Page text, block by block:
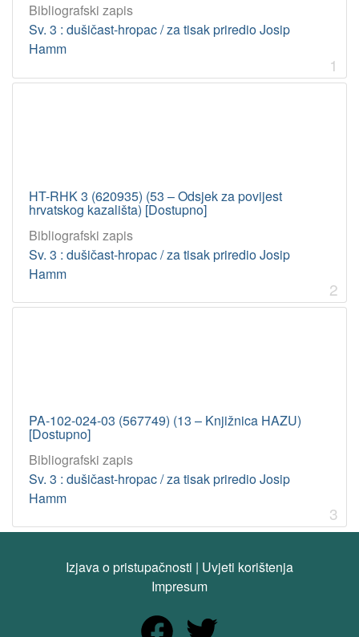
Bibliografski zapis
Sv. 3 : dušičast-hropac / za tisak priredio Josip
Hamm
1
HT-RHK 3 (620935) (53 – Odsjek za povijest
hrvatskog kazališta) [Dostupno]
Bibliografski zapis
Sv. 3 : dušičast-hropac / za tisak priredio Josip
Hamm
2
PA-102-024-03 (567749) (13 – Knjižnica HAZU)
[Dostupno]
Bibliografski zapis
Sv. 3 : dušičast-hropac / za tisak priredio Josip
Hamm
3
Izjava o pristupačnosti | Uvjeti korištenja
Impresum